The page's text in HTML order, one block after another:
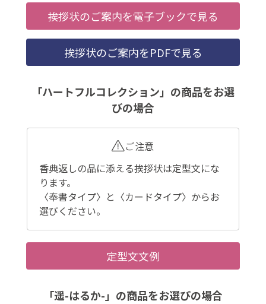
挨拶状のご案内を電子ブックで見る
挨拶状のご案内をPDFで見る
「ハートフルコレクション」の商品をお選
びの場合
ご注意
香典返しの品に添える挨拶状は定型文にな
ります。
〈奉書タイプ〉と〈カードタイプ〉からお
選びください。
定型文文例
「遥-はるか-」の商品をお選びの場合